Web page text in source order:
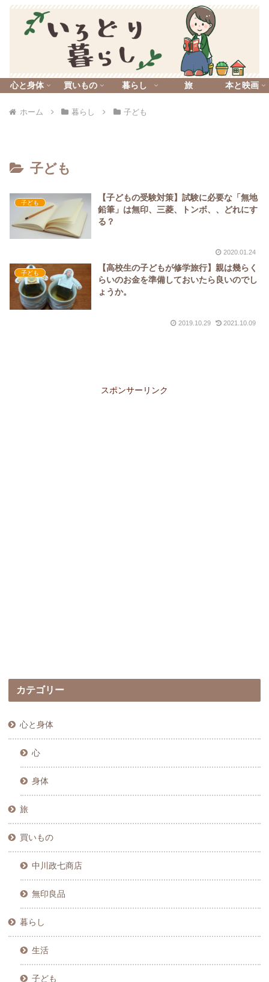
心と身体 買いもの 暮らし 旅 本と映画
ホーム 暮らし 子ども
子ども
子ども
【子どもの受験対策】試験に必要な「無地
鉛筆」は無印、三菱、トンボ、、どれにす
る？
2020.01.24
子ども
【高校生の子どもが修学旅行】親は幾らく
らいのお金を準備しておいたら良いのでし
ょうか。
2019.10.29 2021.10.09
スポンサーリンク
カテゴリー
心と身体
心
身体
旅
買いもの
中川政七商店
無印良品
暮らし
生活
子ども